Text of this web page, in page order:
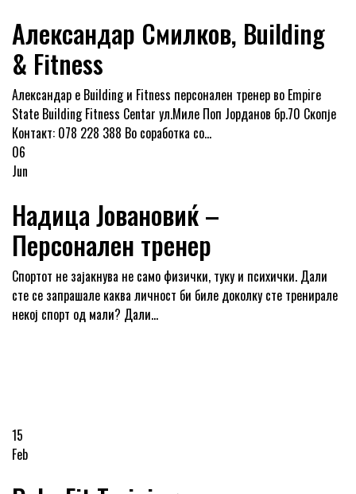
Александар Смилков, Building
& Fitness
Александар е Building и Fitness персонален тренер во Empire
State Building Fitness Centar ул.Миле Поп Јорданов бр.70 Скопје
Контакт: 078 228 388 Во соработка со...
06
Jun
Надица Јовановиќ –
Персонален тренер
Спортот не зајакнува не само физички, туку и психички. Дали
сте се запрашале каква личност би биле доколку сте тренирале
некој спорт од мали? Дали...
15
Feb